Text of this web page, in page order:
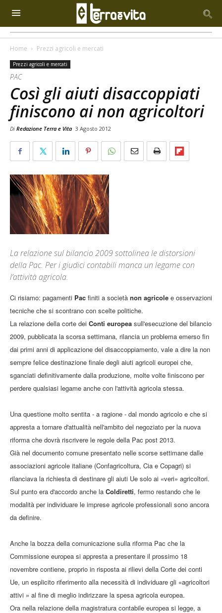
Home Prezzi agricoli e mercati
Prezzi agricoli e mercati
PAC
Così gli aiuti disaccoppiati
finiscono ai non agricoltori
Di Redazione Terra e Vita 3 Agosto 2012
La relazione sul bilancio 2009 sottolinea le distorsioni
della Pac. Per i giudici contabili manca un legame con
l’attività agricola.
Ci risiamo: pagamenti Pac finiti a società non agricole e osservazioni
tecniche che si scontrano con scelte politiche.
La relazione della corte dei Conti europea sull'esecuzione del bilancio
2009, pubblicata la scorsa settimana, rilancia un problema emerso fin
dai primi anni di applicazione del disaccoppiamento, vale a dire la non
sempre felice destinazione finale degli aiuti agricoli europei che,
sganciati definitivamente dalla produzione, molte volte finiscono per
perdere qualsiasi legame anche con l'attività agricola stessa.
Una questione molto sentita - a ragione - dal mondo agricolo e che si
appresta a tornare d'attualità nell'ambito del negoziato per la nuova
riforma che dovrà riscrivere le regole della Pac post 2013.
Già nel documento comune presentato nelle scorse settimane dalle
associazioni agricole italiane (Confagricoltura, Cia e Copagri) si
rilanciava la richiesta di destinare gli aiuti Ue solo ai «veri» agricoltori.
Sul punto era d'accordo anche la Coldiretti, fermo restando che le
modalità per individuare le imprese agricole professionali sono ancora
da definire.
Anche la bozza della comunicazione sulla riforma Pac che la
Commissione europea si appresta a presentare il prossimo 18
novembre contiene, proprio in risposta ai rilievi della Corte dei conti
Ue, un esplicito riferimento alla necessità di individuare gli «agricoltori
attivi » al fine di meglio indirizzare la spesa agricola europea.
Ora nella relazione della magistratura contabile europea si legge, a